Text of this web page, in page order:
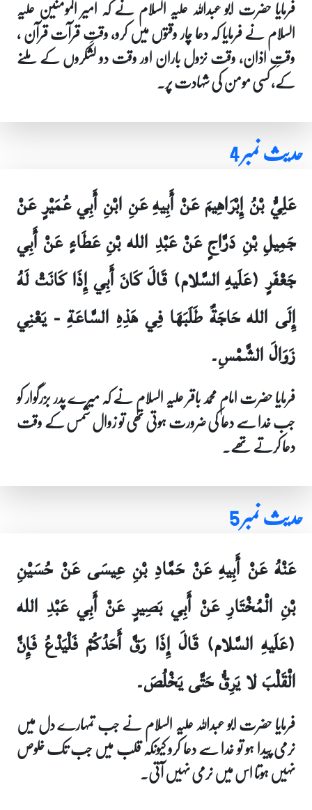
فرمایا حضرت ابو عبداللہ علیہ السلام نے کہ امیر المومنین علیہ
السلام نے فرمایا کہ دعا چار وقتوں میں کرو، وقتِ قرآت قرآن ،
وقتِ اذان، وقت نزول باران اور وقت دو لشکروں کے ملنے
کے، کسی مومن کی شہادت پر۔
حدیث نمبر 4
عَلِيُّ بْنُ إِبْرَاهِيمَ عَنْ أَبِيهِ عَنِ ابْنِ أَبِي عُمَيْرٍ عَنْ
جَمِيلِ بْنِ دَرَّاجٍ عَنْ عَبْدِ الله بْنِ عَطَاءٍ عَنْ أَبِي
جَعْفَرٍ (عَلَيهِ السَّلام) قَالَ كَانَ أَبِي إِذَا كَانَتْ لَهُ
إِلَى الله حَاجَةٌ طَلَبَهَا فِي هَذِهِ السَّاعَةِ - يَعْنِي
زَوَالَ الشَّمْسِ۔
فرمایا حضرت امام محمد باقر علیہ السلام نے کہ میرے پدر بزرگوار کو
جب خدا سے دعا کی ضرورت ہوتی تھی تو زوال شمس کے وقت
دعا کرتے تھے۔
حدیث نمبر 5
عَنْهُ عَنْ أَبِيهِ عَنْ حَمَّادِ بْنِ عِيسَى عَنْ حُسَيْنِ
بْنِ الْمُخْتَارِ عَنْ أَبِي بَصِيرٍ عَنْ أَبِي عَبْدِ الله
(عَلَيهِ السَّلام) قَالَ إِذَا رَقَّ أَحَدُكُمْ فَلْيَدْعُ فَإِنَّ
الْقَلْبَ لا يَرِقُّ حَتَّى يَخْلُصَ۔
فرمایا حضرت ابو عبداللہ علیہ السلام نے جب تمہارے دل میں
نرمی پیدا ہو تو خدا سے دعا کرو کیونکہ قلب میں جب تک خلوص
نہیں ہوتا اس میں نرمی نہیں آتی۔